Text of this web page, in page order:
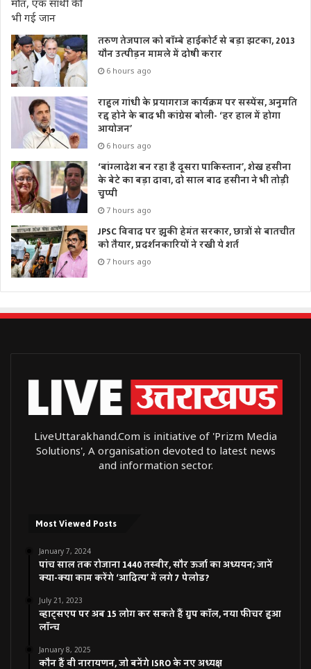
तरुण तेजपाल को बॉम्बे हाईकोर्ट से बड़ा झटका, 2013
यौन उत्पीड़न मामले में दोषी करार
6 hours ago
राहुल गांधी के प्रयागराज कार्यक्रम पर सस्पेंस, अनुमति
रद्द होने के बाद भी कांग्रेस बोली- ‘हर हाल में होगा
आयोजन’
6 hours ago
‘बांग्लादेश बन रहा है दूसरा पाकिस्तान’, शेख हसीना
के बेटे का बड़ा दावा, दो साल बाद हसीना ने भी तोड़ी
चुप्पी
7 hours ago
JPSC विवाद पर झुकी हेमंत सरकार, छात्रों से बातचीत
को तैयार, प्रदर्शनकारियों ने रखी ये शर्त
7 hours ago
LiveUttarakhand.Com is initiative of 'Prizm Media
Solutions', A organisation devoted to latest news
and information sector.
Most Viewed Posts
January 7, 2024
पांच साल तक रोजाना 1440 तस्वीर, सौर ऊर्जा का अध्ययन; जानें
क्या-क्या काम करेंगे ‘आदित्य’ में लगे 7 पेलोड?
July 21, 2023
व्हाट्सएप पर अब 15 लोग कर सकते हैं ग्रुप कॉल, नया फीचर हुआ
लॉन्च
January 8, 2025
कौन हैं वी नारायणन, जो बनेंगे ISRO के नए अध्यक्ष